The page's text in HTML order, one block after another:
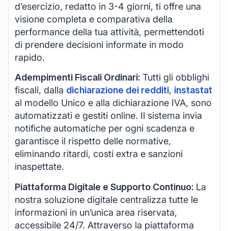
d’esercizio, redatto in 3-4 giorni, ti offre una
visione completa e comparativa della
performance della tua attività, permettendoti
di prendere decisioni informate in modo
rapido.
Adempimenti Fiscali Ordinari: Tutti gli obblighi
fiscali, dalla dichiarazione dei redditi, instastat
al modello Unico e alla dichiarazione IVA, sono
automatizzati e gestiti online. Il sistema invia
notifiche automatiche per ogni scadenza e
garantisce il rispetto delle normative,
eliminando ritardi, costi extra e sanzioni
inaspettate.
Piattaforma Digitale e Supporto Continuo: La
nostra soluzione digitale centralizza tutte le
informazioni in un’unica area riservata,
accessibile 24/7. Attraverso la piattaforma